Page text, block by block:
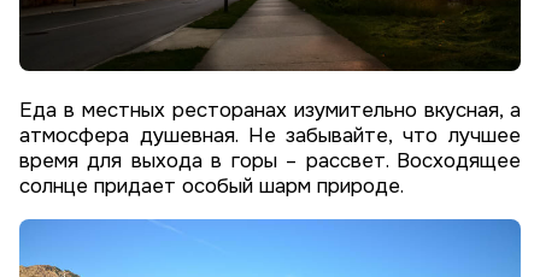
Еда в местных ресторанах изумительно вкусная, а
атмосфера душевная. Не забывайте, что лучшее
время для выхода в горы – рассвет. Восходящее
солнце придает особый шарм природе.